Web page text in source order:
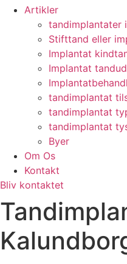
Artikler
tandimplantater
Stifttand eller
Implantat
Implantat
tandimplantat
tandimplantat
tandimplantat
Byer
Om Os
Kontakt
Bliv kontaktet